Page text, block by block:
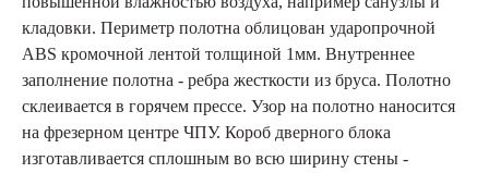
кладовки. Периметр полотна облицован ударопрочной
ABS кромочной лентой толщиной 1мм. Внутреннее
заполнение полотна - ребра жесткости из бруса. Полотно
склеивается в горячем прессе. Узор на полотно наносится
на фрезерном центре ЧПУ. Короб дверного блока
изготавливается сплошным во всю ширину стены -